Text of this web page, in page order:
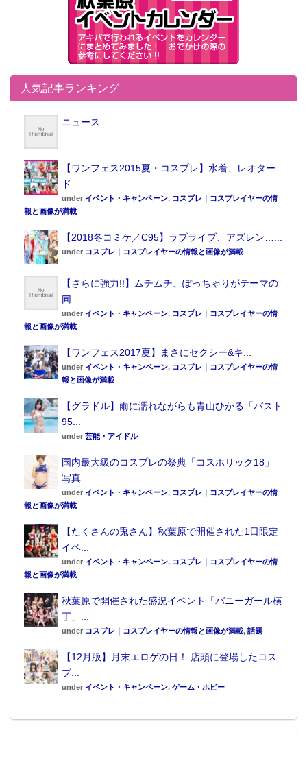
人気記事ランキング
ニュース
【ワンフェス2015夏・コスプレ】水着、レオター
ド...
under イベント・キャンペーン, コスプレ｜コスプレイヤーの情
報と画像が満載
【2018冬コミケ／C95】ラブライブ、アズレン…...
under コスプレ｜コスプレイヤーの情報と画像が満載
【さらに強力!!】ムチムチ、ぽっちゃりがテーマの
同...
under イベント・キャンペーン, コスプレ｜コスプレイヤーの情
報と画像が満載
【ワンフェス2017夏】まさにセクシー&キ...
under イベント・キャンペーン, コスプレ｜コスプレイヤーの情
報と画像が満載
【グラドル】雨に濡れながらも青山ひかる「バスト
95...
under 芸能・アイドル
国内最大級のコスプレの祭典「コスホリック18」
写真...
under イベント・キャンペーン, コスプレ｜コスプレイヤーの情
報と画像が満載
【たくさんの兎さん】秋葉原で開催された1日限定
イベ...
under イベント・キャンペーン, コスプレ｜コスプレイヤーの情
報と画像が満載
秋葉原で開催された盛況イベント「バニーガール横
丁」...
under コスプレ｜コスプレイヤーの情報と画像が満載, 話題
【12月版】月末エロゲの日！ 店頭に登場したコス
プ...
under イベント・キャンペーン, ゲーム・ホビー